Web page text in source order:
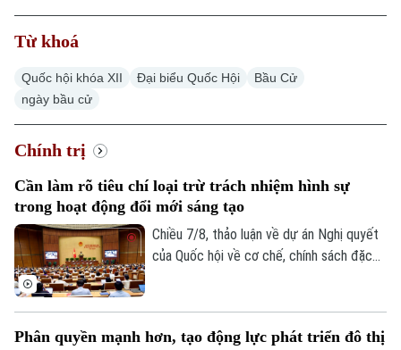
Chuyên mục
Thời sự
Hà Nội
Chính trị
Xã hội
Hà Nội
Nhịp sống Hà Nội
Thế giới
Tin tức
Kinh tế
Từ khoá
Quốc hội khóa XII Đại biểu Quốc Hội
Bầu Cử
ngày bầu cử
Chính trị
Cần làm rõ tiêu chí loại trừ trách nhiệm hình sự
trong hoạt động đổi mới sáng tạo
Chiều 7/8, thảo luận về dự án Nghị quyết
của Quốc hội về cơ chế, chính sách đặc
sáng tạo, chuyển đổi số, các đại biểu tập
Phân quyền mạnh hơn, tạo động lực phát triển đô thị